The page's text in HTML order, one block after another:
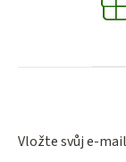
Vložte svůj e-